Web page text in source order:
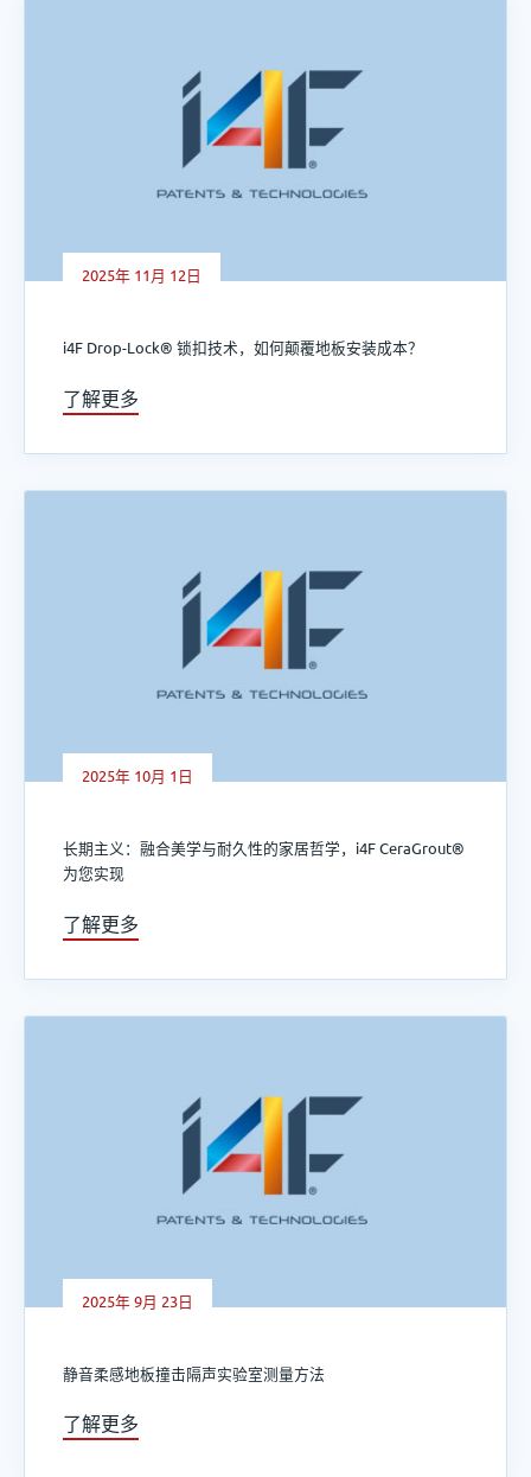
2025年 11月 12日
i4F Drop-Lock® 锁扣技术，如何颠覆地板安装成本？
了解更多
2025年 10月 1日
长期主义：融合美学与耐久性的家居哲学，i4F CeraGrout®
为您实现
了解更多
2025年 9月 23日
静音柔感地板撞击隔声实验室测量方法
了解更多